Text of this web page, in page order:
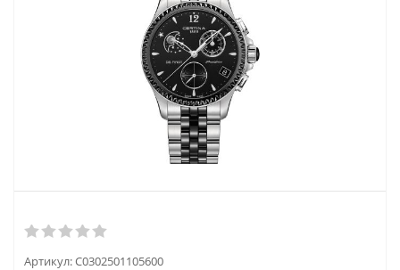
Артикул:C0302501105600